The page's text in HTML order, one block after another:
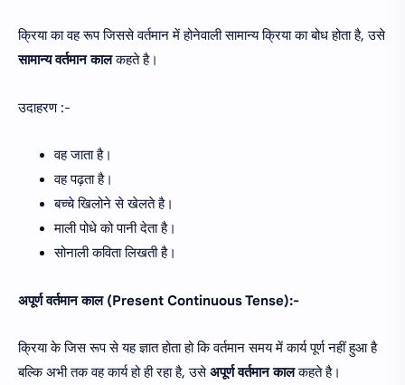
क्रिया का वह रूप जिससे वर्तमान में होनेवाली सामान्य क्रिया का बोध होता है, उसे
सामान्य वर्तमान कालकहते है।
उदाहरण :-
वह जाता है।
वह पढ़ता है।
बच्चे खिलोने से खेलते है।
माली पोधे को पानी देता है।
सोनाली कविता लिखती है।
अपूर्ण वर्तमान काल (Present Continuous Tense):-
क्रिया के जिस रूप से यह ज्ञात होता हो कि वर्तमान समय में कार्य पूर्ण नहीं हुआ है
बल्कि अभी तक वह कार्य हो ही रहा है, उसेअपूर्ण वर्तमान कालकहते है।